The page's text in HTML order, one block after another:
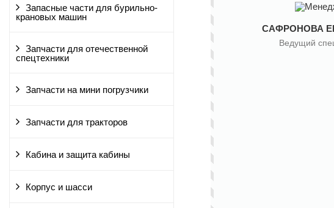
Запасные части для бурильно-
крановых машин
Запчасти для отечественной
спецтехники
Запчасти на мини погрузчики
Запчасти для тракторов
Кабина и защита кабины
Корпус и шасси
САФРОНОВА
Ведущий